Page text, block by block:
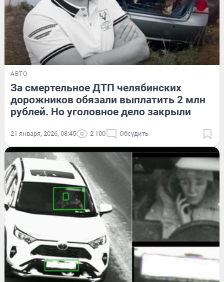
АВТО
За смертельное ДТП челябинских
дорожников обязали выплатить 2 млн
рублей. Но уголовное дело закрыли
21 января, 2026, 08:45 2 100 Обсудить